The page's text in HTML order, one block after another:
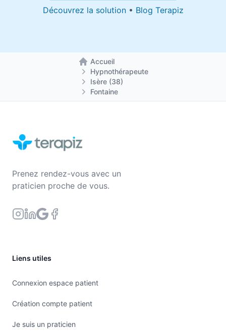
Découvrez la solution• Blog Terapiz
Accueil
Retour à la page d'accueil
Hypnothérapeute
Isère (38)
Fontaine
Prenez rendez-vous avec un
praticien proche de vous.
Liens utiles
Connexion espace patient
Création compte patient
Je suis un praticien